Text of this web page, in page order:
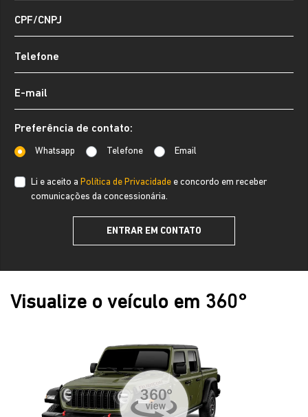
Preferência de contato:
Whatsapp Telefone Email
Li e aceito a Política de Privacidade e concordo em receber
comunicações da concessionária.
ENTRAR EM CONTATO
Visualize o veículo em 360°